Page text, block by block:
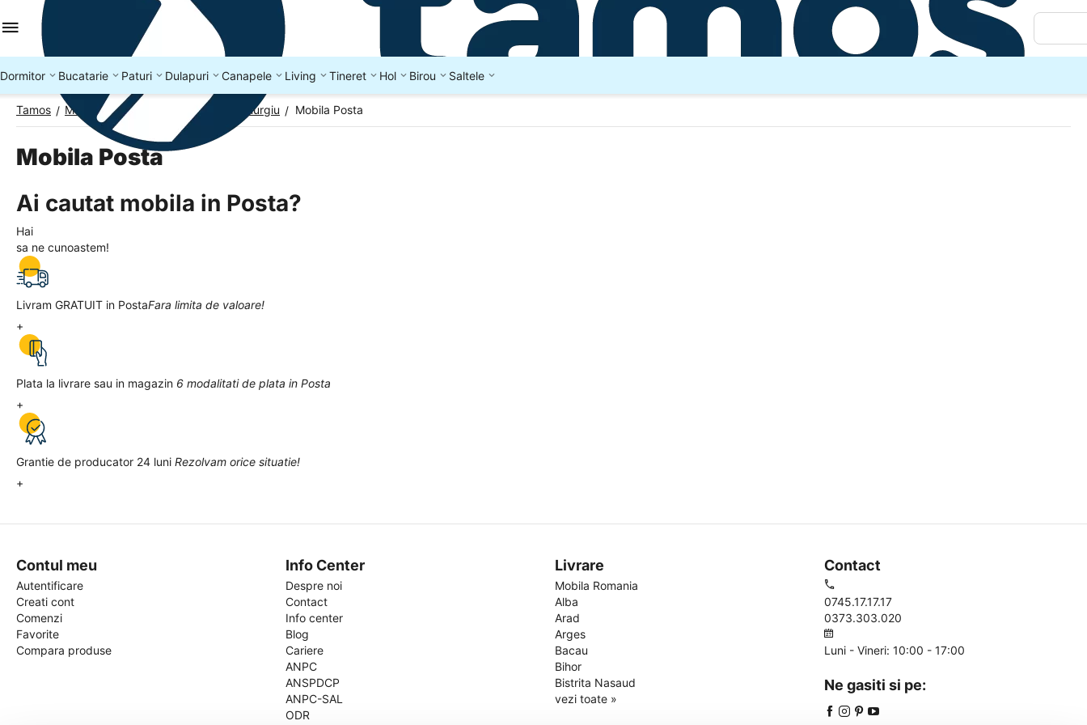
Dormitor Bucatarie Paturi Dulapuri Canapele Living Tineret Hol Birou Saltele
Tamos / Mobila Romania Mobila Judetul Giurgiu / Mobila Posta
Mobila Posta
Ai cautat mobila in Posta?
Hai
sa ne cunoastem!
Livram GRATUIT in PostaFara limita de valoare!
+
Plata la livrare sau in magazin 6 modalitati de plata in Posta
+
Grantie de producator 24 luni Rezolvam orice situatie!
+
Contul meu
Autentificare
Creati cont
Comenzi
Favorite
Compara produse
Info Center
Despre noi
Contact
Info center
Blog
Cariere
ANPC
ANSPDCP
ANPC-SAL
ODR
Livrare
Mobila Romania
Alba
Arad
Arges
Bacau
Bihor
Bistrita Nasaud
vezi toate »
Contact
0745.17.17.17
0373.303.020
Luni - Vineri: 10:00 - 17:00
Ne gasiti si pe: